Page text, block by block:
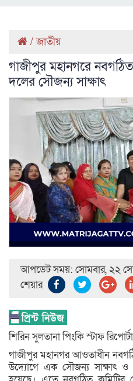
/জাতীয়
গাজীপুর মহানগরে নবগঠিত
দলের সৌজন্য সাক্ষাৎ
আপডেট সময়: সোমবার, ২২
শেয়ার
শিরিন সুলতানা পিংকি স্টাফ
গাজীপুর মহানগর আওতাধীন
উদ্যোগে এক সৌজন্য সাক্ষাৎ ও